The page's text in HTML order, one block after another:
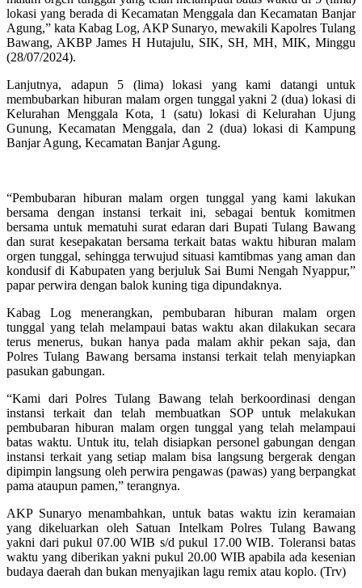
lokasi yang berada di Kecamatan Menggala dan Kecamatan Banjar
Agung,” kata Kabag Log, AKP Sunaryo, mewakili Kapolres Tulang
Bawang, AKBP James H Hutajulu, SIK, SH, MH, MIK, Minggu
(28/07/2024).
Lanjutnya, adapun 5 (lima) lokasi yang kami datangi untuk
membubarkan hiburan malam orgen tunggal yakni 2 (dua) lokasi di
Kelurahan Menggala Kota, 1 (satu) lokasi di Kelurahan Ujung
Gunung, Kecamatan Menggala, dan 2 (dua) lokasi di Kampung
Banjar Agung, Kecamatan Banjar Agung.
“Pembubaran hiburan malam orgen tunggal yang kami lakukan
bersama dengan instansi terkait ini, sebagai bentuk komitmen
bersama untuk mematuhi surat edaran dari Bupati Tulang Bawang
dan surat kesepakatan bersama terkait batas waktu hiburan malam
orgen tunggal, sehingga terwujud situasi kamtibmas yang aman dan
kondusif di Kabupaten yang berjuluk Sai Bumi Nengah Nyappur,”
papar perwira dengan balok kuning tiga dipundaknya.
Kabag Log menerangkan, pembubaran hiburan malam orgen
tunggal yang telah melampaui batas waktu akan dilakukan secara
terus menerus, bukan hanya pada malam akhir pekan saja, dan
Polres Tulang Bawang bersama instansi terkait telah menyiapkan
pasukan gabungan.
“Kami dari Polres Tulang Bawang telah berkoordinasi dengan
instansi terkait dan telah membuatkan SOP untuk melakukan
pembubaran hiburan malam orgen tunggal yang telah melampaui
batas waktu. Untuk itu, telah disiapkan personel gabungan dengan
instansi terkait yang setiap malam bisa langsung bergerak dengan
dipimpin langsung oleh perwira pengawas (pawas) yang berpangkat
pama ataupun pamen,” terangnya.
AKP Sunaryo menambahkan, untuk batas waktu izin keramaian
yang dikeluarkan oleh Satuan Intelkam Polres Tulang Bawang
yakni dari pukul 07.00 WIB s/d pukul 17.00 WIB. Toleransi batas
waktu yang diberikan yakni pukul 20.00 WIB apabila ada kesenian
budaya daerah dan bukan menyajikan lagu remix atau koplo. (Trv)